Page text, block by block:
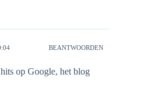
BEANTWOORDEN
op Google, het blog